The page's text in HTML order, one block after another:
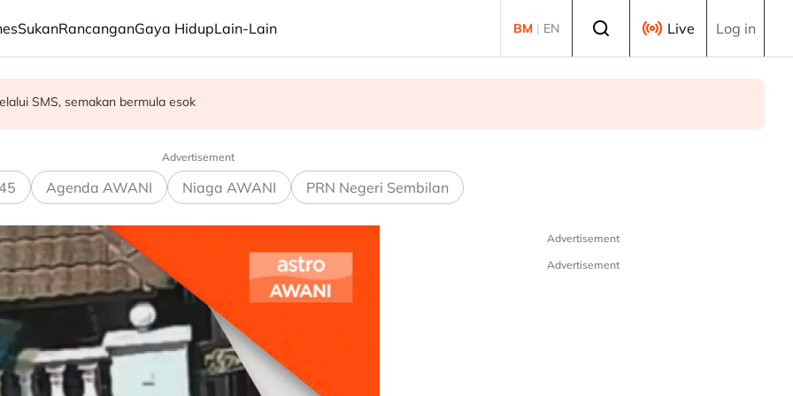
SukanRancanganGaya HidupLain-Lain BM | EN Live Log in
menjelang 2035
SMS, semakan bermula esok
selamatkan maruah Chelsea
Advertisement
Agenda AWANI Niaga AWANI PRN Negeri Sembilan
Advertisement
Advertisement